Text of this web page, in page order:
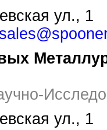
ул., 1
ул., 1